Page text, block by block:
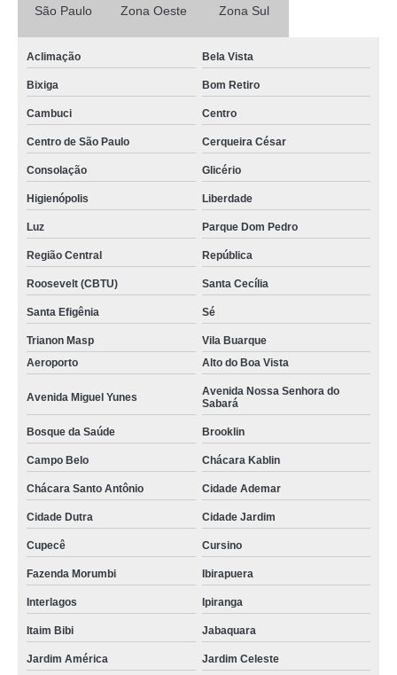
São Paulo Zona Oeste Zona Sul
Aclimação Bela Vista
Bixiga Bom Retiro
Cambuci Centro
Centro de São Paulo Cerqueira César
Consolação Glicério
Higienópolis Liberdade
Luz Parque Dom Pedro
Região Central República
Roosevelt (CBTU) Santa Cecília
Santa Efigênia Sé
Trianon Masp
Vila Buarque
Aeroporto
Alto do Boa Vista
Avenida Miguel Yunes
Avenida Nossa Senhora do
Sabará
Bosque da Saúde Brooklin
Campo Belo Chácara Kablin
Chácara Santo Antônio Cidade Ademar
Cidade Dutra Cidade Jardim
Cupecê Cursino
Fazenda Morumbi Ibirapuera
Interlagos Ipiranga
Itaim Bibi Jabaquara
Jardim América Jardim Celeste